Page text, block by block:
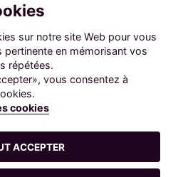
Contact
d'aide ?
notre service client.
nous :
modération.
sur notre site Web pour vous
pertinente en mémorisant vos
répétées.
vous consentez à
cookies
ACCEPTER